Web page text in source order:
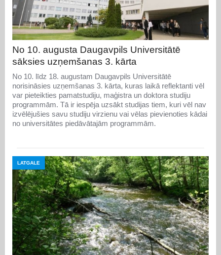
No 10. augusta Daugavpils Universitātē
sāksies uzņemšanas 3. kārta
No 10. līdz 18. augustam Daugavpils Universitātē
norisināsies uzņemšanas 3. kārta, kuras laikā reflektanti vēl
var pieteikties pamatstudiju, maģistra un doktora studiju
programmām. Tā ir iespēja uzsākt studijas tiem, kuri vēl nav
izvēlējušies savu studiju virzienu vai vēlas pievienoties kādai
no universitātes piedāvātajām programmām.
LATGALE